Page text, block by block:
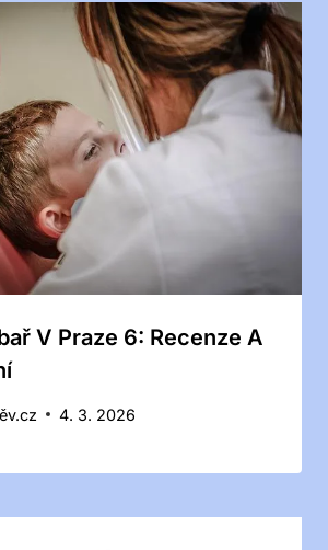
V Praze 6: Recenze A
4. 3. 2026